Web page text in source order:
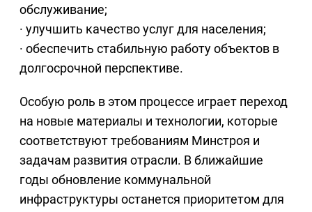
обслуживание;
· улучшить качество услуг для населения;
· обеспечить стабильную работу объектов в
долгосрочной перспективе.
Особую роль в этом процессе играет переход
на новые материалы и технологии, которые
соответствуют требованиям Минстроя и
задачам развития отрасли. В ближайшие
годы обновление коммунальной
инфраструктуры останется приоритетом для